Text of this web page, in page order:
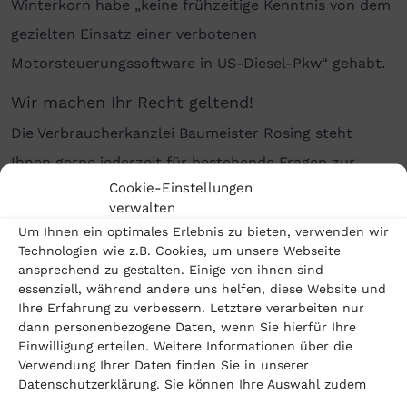
Cookie-Einstellungen
verwalten
Um Ihnen ein optimales Erlebnis zu bieten, verwenden wir
Technologien wie z.B. Cookies, um unsere Webseite
ansprechend zu gestalten. Einige von ihnen sind
essenziell, während andere uns helfen, diese Website und
Ihre Erfahrung zu verbessern. Letztere verarbeiten nur
dann personenbezogene Daten, wenn Sie hierfür Ihre
Einwilligung erteilen. Weitere Informationen über die
Verwendung Ihrer Daten finden Sie in unserer
Datenschutzerklärung. Sie können Ihre Auswahl zudem
Winterkorn habe „keine frühzeitige Kenntnis von dem
gezielten Einsatz einer verbotenen
Motorsteuerungssoftware in US-Diesel-Pkw“ gehabt.
Wir machen Ihr Recht geltend!
Die Verbraucherkanzlei Baumeister Rosing steht
Ihnen gerne jederzeit für bestehende Fragen zur
Verfügung. Vermuten auch Sie vom Abgasskandal
prüfen?
Sie können dies ganz gemütlich von Zuhause unter
diesel-gate.comonline tun. Wir beraten Sie auch
gerne telefonisch unter 030 959 982 238 von Montag
bis Freitag. In einem kostenlosen Erstgespräch prüfen